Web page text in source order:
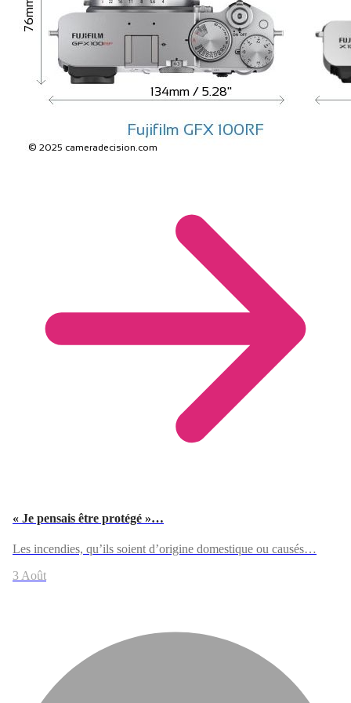
« Je pensais être protégé »…
Les incendies, qu’ils soient d’origine domestique ou causés…
3 Août